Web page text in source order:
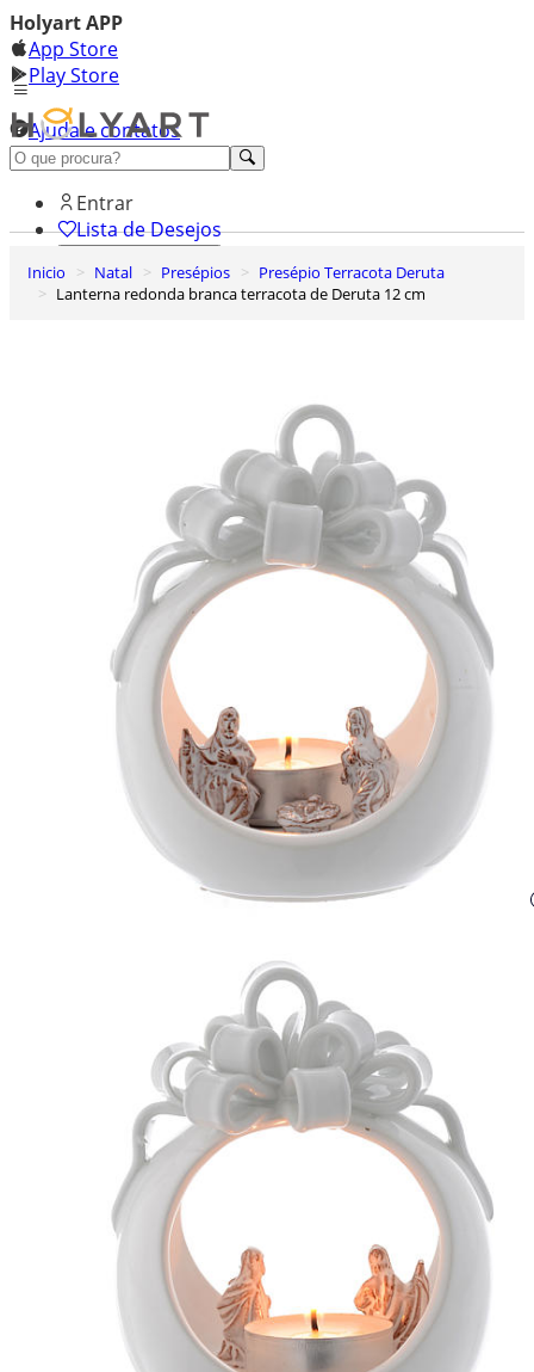
Holyart APP
App Store
Play Store
Ajuda e contatos
Conheça premium
Entrar
Lista de Desejos
Carrinho de Compras
Inicio Natal Presépios
Presépio Terracota Deruta
Lanterna redonda branca terracota de Deruta 12 cm